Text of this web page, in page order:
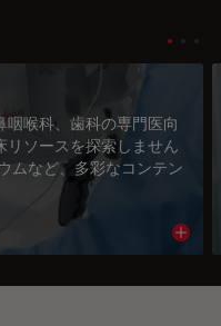
喉科、歯科の専門医向
リソースを探索しません
ムなど、多彩なコンテン